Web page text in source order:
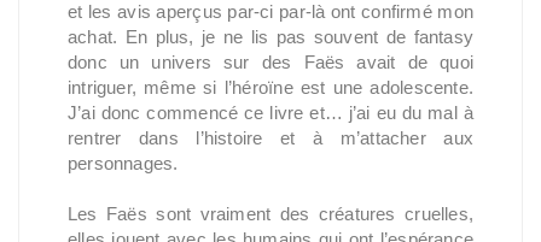
et les avis aperçus par-ci par-là ont confirmé mon
achat. En plus, je ne lis pas souvent de fantasy
donc un univers sur des Faës avait de quoi
intriguer, même si l’héroïne est une adolescente.
J’ai donc commencé ce livre et… j’ai eu du mal à
rentrer dans l’histoire et à m’attacher aux
personnages.
Les Faës sont vraiment des créatures cruelles,